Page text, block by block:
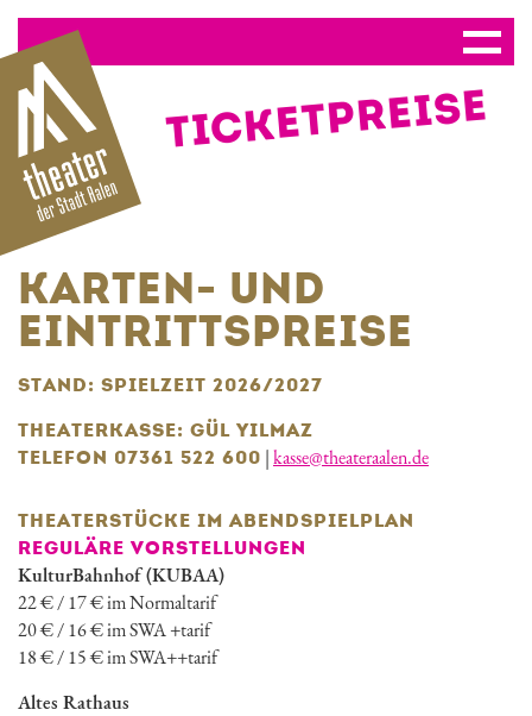
TICKETPREISE
KARTEN- UND
EINTRITTSPREISE
STAND: SPIELZEIT 2026/2027
THEATERKASSE: GÜL YILMAZ
TELEFON 07361 522 600 |kasse@theateraalen.de
THEATERSTÜCKE IM ABENDSPIELPLAN
REGULÄRE VORSTELLUNGEN
KulturBahnhof (KUBAA)
22 € / 17 € im Normaltarif
20 € / 16 € im SWA +tarif
18 € / 15 € im SWA++tarif
Altes Rathaus